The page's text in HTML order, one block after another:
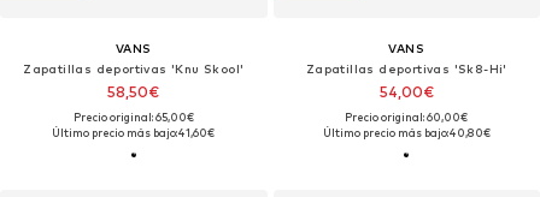
VANS
Zapatillas deportivas 'Knu Skool'
58,50€
Precio original: 65,00€
Último precio más bajo:41,60€
VANS
Zapatillas deportivas 'Sk8-Hi'
54,00€
Precio original: 60,00€
Último precio más bajo:40,80€